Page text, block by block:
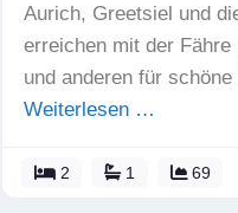
Aurich, Greetsiel und
erreichen mit der
und anderen für schöne
Weiterlesen …
2 1 69